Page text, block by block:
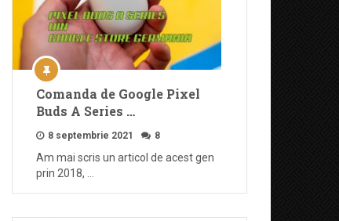
Comanda de Google Pixel
Buds A Series …
8 septembrie 2021 8
Am mai scris un articol de acest gen
prin 2018, …